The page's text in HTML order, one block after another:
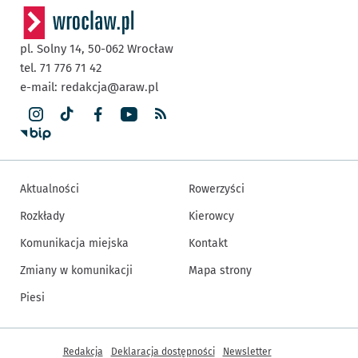
pl. Solny 14, 50-062 Wrocław
tel. 71 776 71 42
e-mail: redakcja@araw.pl
Aktualności
Rozkłady
Komunikacja miejska
Zmiany w komunikacji
Piesi
Rowerzyści
Kierowcy
Kontakt
Mapa strony
Inne informacje
Redakcja Deklaracja dostępności Newsletter